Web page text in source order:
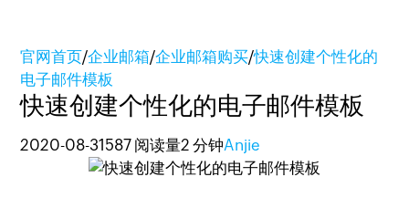
官网首页/企业邮箱/企业邮箱购买/快速创建个性化的
电子邮件模板
快速创建个性化的电子邮件模板
2020-08-31 587 阅读量2 分钟Anjie